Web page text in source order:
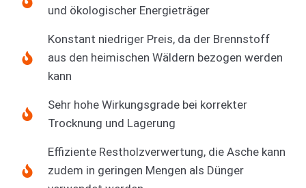
und ökologischer Energieträger
Konstant niedriger Preis, da der Brennstoff
aus den heimischen Wäldern bezogen werden
kann
Sehr hohe Wirkungsgrade bei korrekter
Trocknung und Lagerung
Effiziente Restholzverwertung, die Asche kann
zudem in geringen Mengen als Dünger